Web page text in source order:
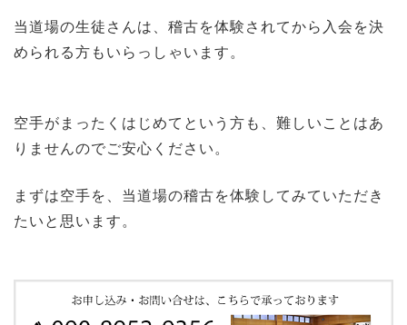
当道場の生徒さんは、稽古を体験されてから入会を決
められる方もいらっしゃいます。
空手がまったくはじめてという方も、難しいことはあ
りませんのでご安心ください。
まずは空手を、当道場の稽古を体験してみていただき
たいと思います。